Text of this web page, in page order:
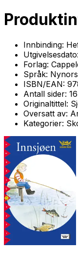
Innbinding:
Utgivelsesdato:
Forlag:
Språk:
ISBN/EAN:
Antall sider: 16
Originaltittel:
Oversatt av:
Kategorier: